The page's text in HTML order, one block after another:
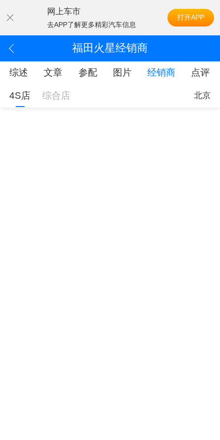
网上车市
去APP了解更多精彩汽车信息
打开APP
福田火星经销商
综述 文章 参配 图片 经销商 点评
4S店 综合店 北京